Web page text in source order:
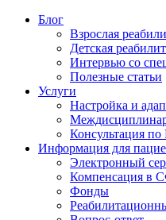
Блог
Взрослая
Детская
Интервью со
Полезные статьи
Услуги
Настройка и
Консультация
Информация для
Электронный
Компенсация в
Фонды